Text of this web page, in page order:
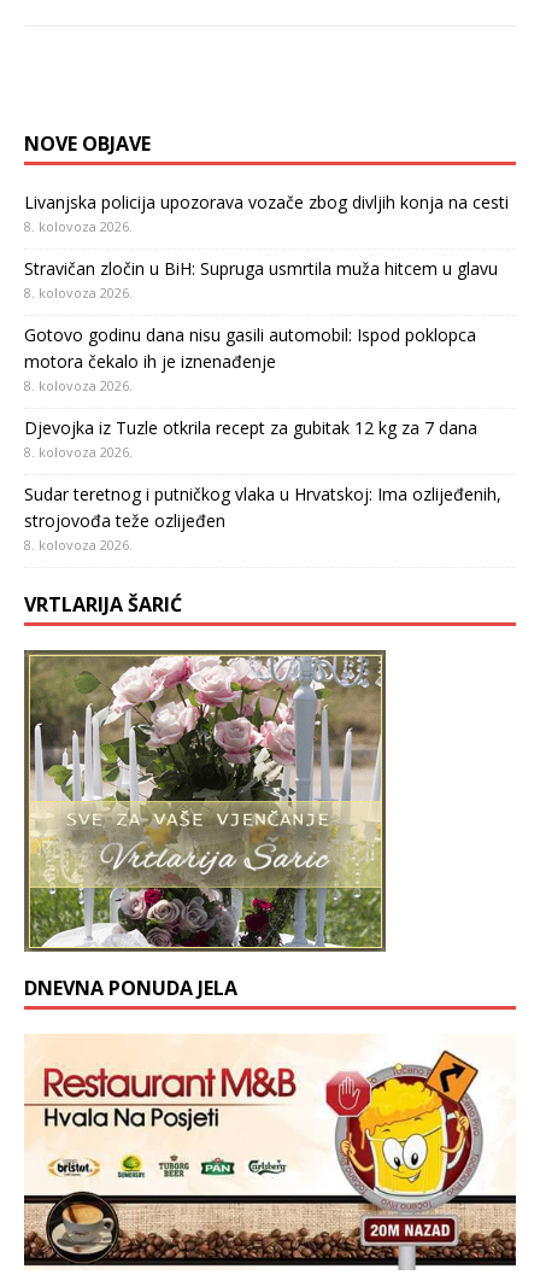
NOVE OBJAVE
Livanjska policija upozorava vozače zbog divljih konja na cesti
8. kolovoza 2026.
Stravičan zločin u BiH: Supruga usmrtila muža hitcem u glavu
8. kolovoza 2026.
Gotovo godinu dana nisu gasili automobil: Ispod poklopca
motora čekalo ih je iznenađenje
8. kolovoza 2026.
Djevojka iz Tuzle otkrila recept za gubitak 12 kg za 7 dana
8. kolovoza 2026.
Sudar teretnog i putničkog vlaka u Hrvatskoj: Ima ozlijeđenih,
strojovođa teže ozlijeđen
8. kolovoza 2026.
VRTLARIJA ŠARIĆ
DNEVNA PONUDA JELA